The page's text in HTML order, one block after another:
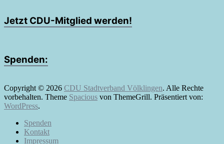
Jetzt CDU-Mitglied werden!
Spenden:
Copyright © 2026 CDU Stadtverband Völklingen. Alle Rechte
vorbehalten. Theme Spacious von ThemeGrill. Präsentiert von:
WordPress.
Spenden
Kontakt
Impressum